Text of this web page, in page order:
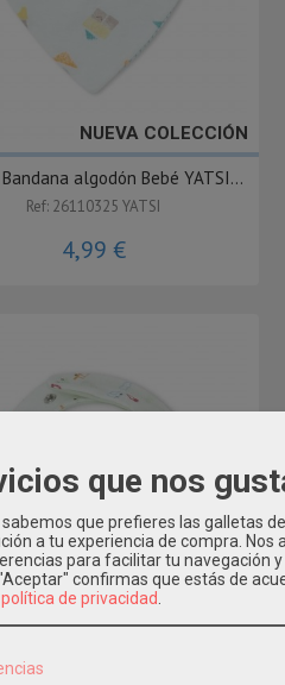
NUEVA COLECCIÓN
algodón Bebé YATSI...
Ref: 26110325 YATSI
4,99 €
que nos
que prefieres las galletas
a tu experiencia de compra.
para facilitar tu navegación
confirmas que estás de
política de privacidad